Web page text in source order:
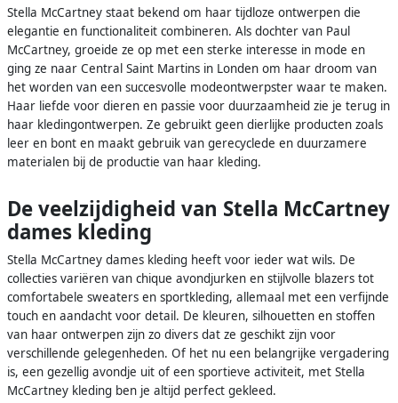
Stella McCartney staat bekend om haar tijdloze ontwerpen die
elegantie en functionaliteit combineren. Als dochter van Paul
McCartney, groeide ze op met een sterke interesse in mode en
ging ze naar Central Saint Martins in Londen om haar droom van
het worden van een succesvolle modeontwerpster waar te maken.
Haar liefde voor dieren en passie voor duurzaamheid zie je terug in
haar kledingontwerpen. Ze gebruikt geen dierlijke producten zoals
leer en bont en maakt gebruik van gerecyclede en duurzamere
materialen bij de productie van haar kleding.
De veelzijdigheid van Stella McCartney
dames kleding
Stella McCartney dames kleding heeft voor ieder wat wils. De
collecties variëren van chique avondjurken en stijlvolle blazers tot
comfortabele sweaters en sportkleding, allemaal met een verfijnde
touch en aandacht voor detail. De kleuren, silhouetten en stoffen
van haar ontwerpen zijn zo divers dat ze geschikt zijn voor
verschillende gelegenheden. Of het nu een belangrijke vergadering
is, een gezellig avondje uit of een sportieve activiteit, met Stella
McCartney kleding ben je altijd perfect gekleed.